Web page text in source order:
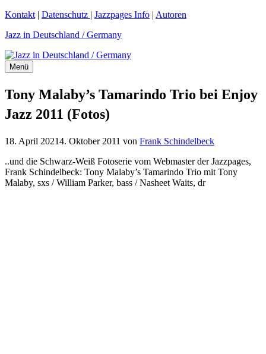
Zum
springen
Kontakt | Datenschutz | Jazzpages Info | Autoren
Jazz in Deutschland / Germany
Menü
Tony Malaby’s Tamarindo Trio bei Enjoy
Jazz 2011 (Fotos)
18. April 20214. Oktober 2011 von Frank Schindelbeck
..und die Schwarz-Weiß Fotoserie vom Webmaster der Jazzpages,
Frank Schindelbeck: Tony Malaby’s Tamarindo Trio mit Tony
Malaby, sxs / William Parker, bass / Nasheet Waits, dr